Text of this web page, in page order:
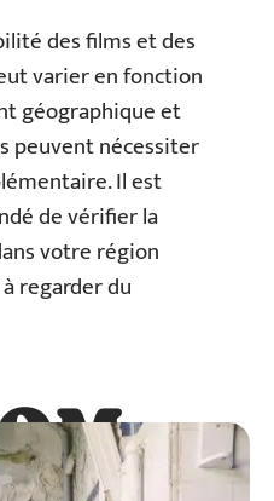
des films et des
varier en fonction
géographique et
peuvent nécessiter
Il est
de vérifier la
votre région
regarder du